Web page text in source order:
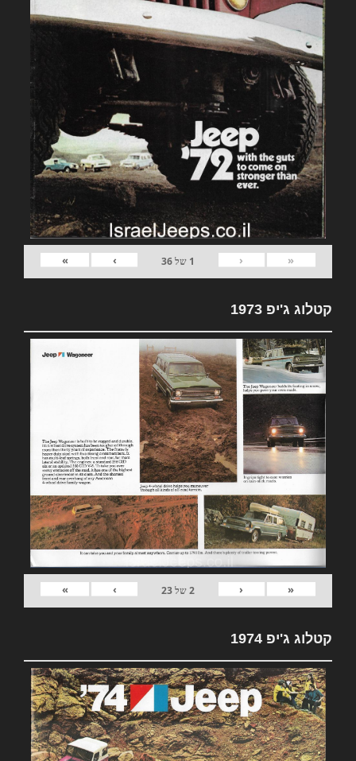
«
‹
1 של36
›
»
קטלוג ג'יפ 1973
«
‹
2של23
›
»
קטלוג ג'יפ 1974